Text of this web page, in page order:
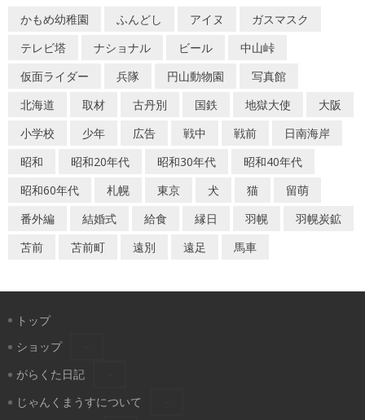
ー
シ
ョ
ン
かもめ幼稚園 ふんどし アイヌ
ガスマスク
テレビ塔
ナショナル ビール
中山峠
仮面ライダー
兵隊 円山動物園
写真館
北海道
取材 古丹別 国鉄 地獄大使
大阪
小学校
少年 広告 戦中 戦前
日南海岸
昭和
昭和20年代 昭和30年代
昭和40年代
昭和60年代
札幌 東京 犬 猫
留萌
番外編
結婚式 給食 縁日 羽幌
羽幌炭鉱
苫前
苫前町 遠別 遠足 馬車
トップ
ショップ
がらくた日記
じゃんくまうすについて